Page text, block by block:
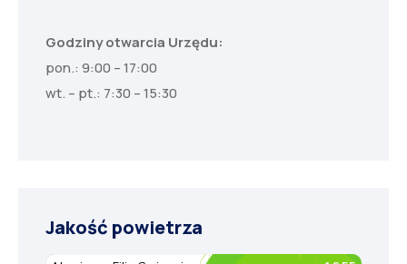
Godziny otwarcia Urzędu:
pon.: 9:00 – 17:00
wt. – pt.: 7:30 – 15:30
Jakość powietrza